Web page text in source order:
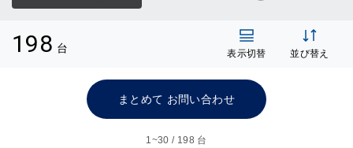
198 台 表示切替 並び替え
まとめて お問い合わせ
1~30 / 198 台